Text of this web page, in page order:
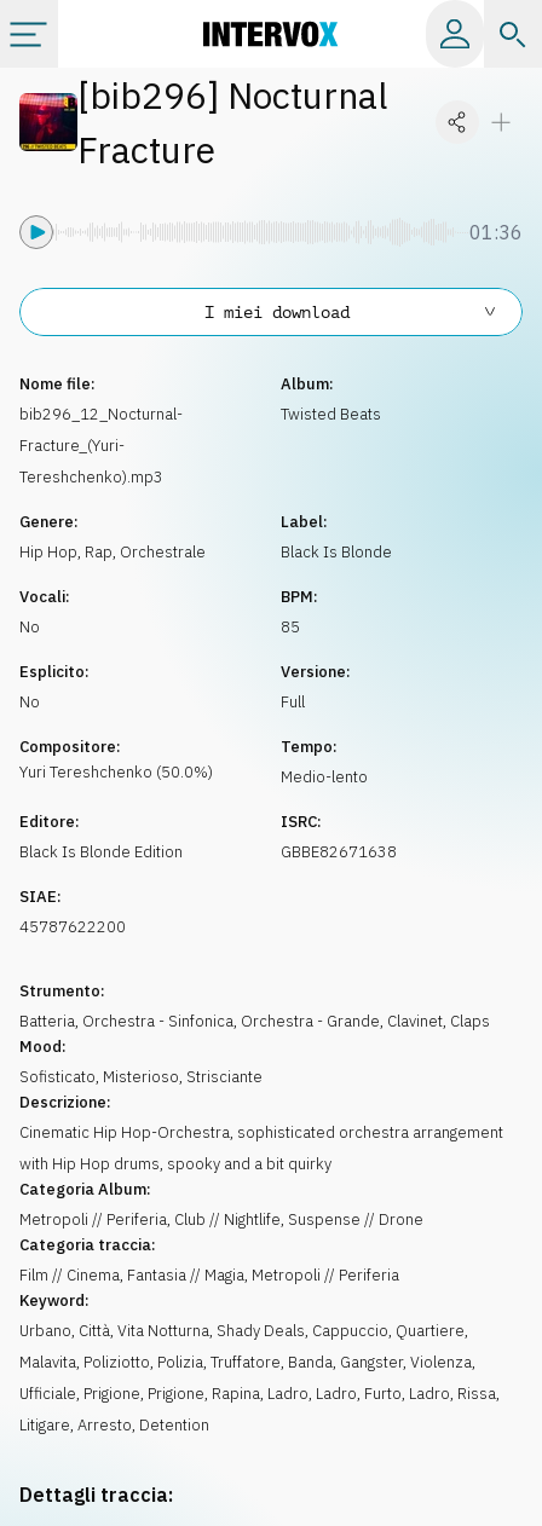
Categorie
Info
Richiedi musica
[bib296] Nocturnal
Fracture
01:36
Nome file:
bib296_12_Nocturnal-
Fracture_(Yuri-
Tereshchenko).mp3
Album:
Twisted Beats
Genere:
Hip Hop, Rap, Orchestrale
Label:
Black Is Blonde
Vocali:
No
BPM:
85
Esplicito:
No
Versione:
Full
Compositore:
Yuri Tereshchenko (50.0%)
Tempo:
Medio-lento
Editore:
Black Is Blonde Edition
ISRC:
GBBE82671638
SIAE:
45787622200
Strumento:
Batteria, Orchestra - Sinfonica, Orchestra - Grande, Clavinet, Claps
Mood:
Sofisticato, Misterioso, Strisciante
Descrizione:
Cinematic Hip Hop-Orchestra, sophisticated orchestra arrangement
with Hip Hop drums, spooky and a bit quirky
Categoria Album:
Metropoli // Periferia, Club // Nightlife, Suspense // Drone
Categoria traccia:
Film // Cinema, Fantasia // Magia, Metropoli // Periferia
Keyword:
Urbano, Città, Vita Notturna, Shady Deals, Cappuccio, Quartiere,
Malavita, Poliziotto, Polizia, Truffatore, Banda, Gangster, Violenza,
Ufficiale, Prigione, Prigione, Rapina, Ladro, Ladro, Furto, Ladro, Rissa,
Litigare, Arresto, Detention
I miei download
Dettagli traccia: